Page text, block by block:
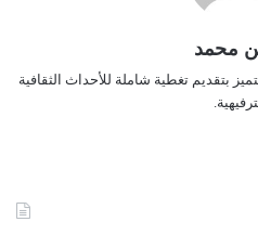
محمد
بتقديم تغطية شاملة للأحداث الثقافية